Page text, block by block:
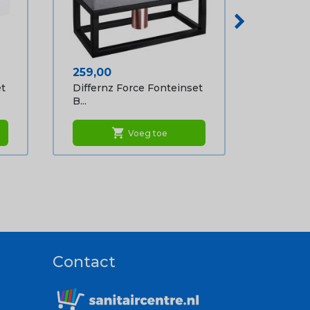
Prijs
259,00
Differnz Force Fonteinset
B...
shopping_cart Voeg toe
Contact